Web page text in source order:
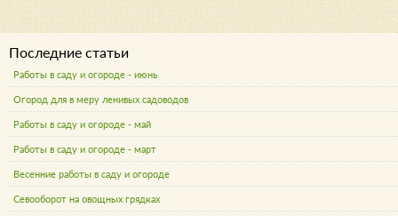
Последние статьи
Работы в саду и огороде - июнь
Огород для в меру ленивых садоводов
Работы в саду и огороде - май
Работы в саду и огороде - март
Весенние работы в саду и огороде
Севооборот на овощных грядках